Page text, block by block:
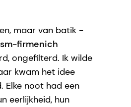
maar van batik -
firmenich
ongefilterd. Ik wilde
kwam het idee
Elke noot had een
eerlijkheid, hun